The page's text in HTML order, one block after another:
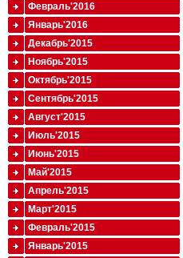
Февраль'2016
Январь'2016
Декабрь'2015
Ноябрь'2015
Октябрь'2015
Сентябрь'2015
Август'2015
Июль'2015
Июнь'2015
Май'2015
Апрель'2015
Март'2015
Февраль'2015
Январь'2015